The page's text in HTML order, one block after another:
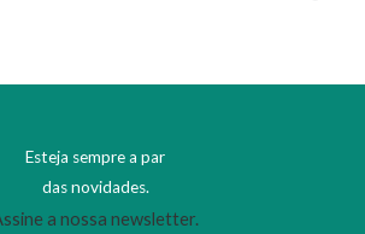
Esteja sempre a par
das novidades.
a nossa newsletter.